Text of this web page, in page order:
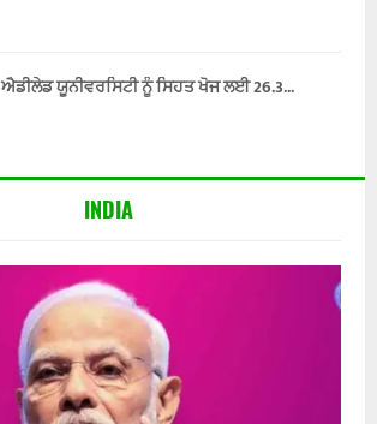
ਐਡੀਲੇਡ ਯੂਨੀਵਰਸਿਟੀ ਨੂੰ ਸਿਹਤ ਖੋਜ ਲਈ 26.3...
INDIA